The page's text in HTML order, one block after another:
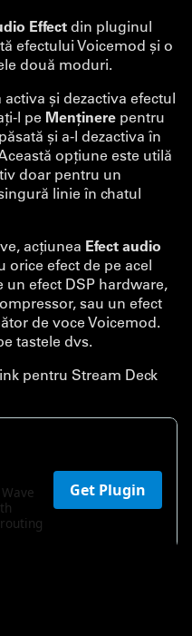
Effect din pluginul
efectului Voicemod și o
două moduri.
activa și dezactiva efectul
l pe Menținere pentru
și a-l dezactiva în
opțiune este utilă
doar pentru un
linie în chatul
acțiunea Efect audio
orice efect de pe acel
un efect DSP hardware,
sau un efect
de voce Voicemod.
tastele dvs.
pentru Stream Deck